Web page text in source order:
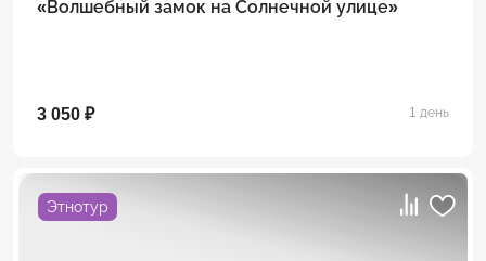
«Волшебный замок на Солнечной улице»
3 050 ₽ 1 день
Этнотур